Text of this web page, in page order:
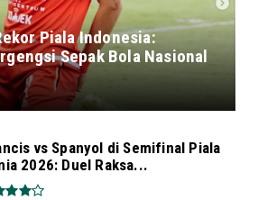
Piala Indonesia:
Sepak Bola Nasional
vs Spanyol di Semifinal Piala
2026: Duel Raksa...